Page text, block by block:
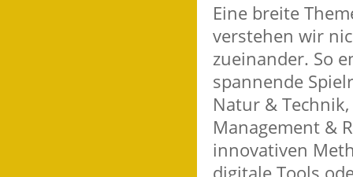
Eine breite
verstehen wir
zueinander. So
spannende
Natur &
Management &
innovativen